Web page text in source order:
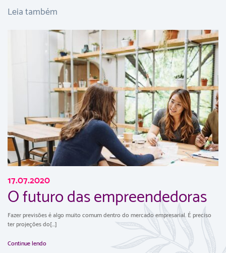
Leia também
17.07.2020
O futuro das empreendedoras
Fazer previsões é algo muito comum dentro do mercado empresarial. É preciso
ter projeções do[...]
Continue lendo